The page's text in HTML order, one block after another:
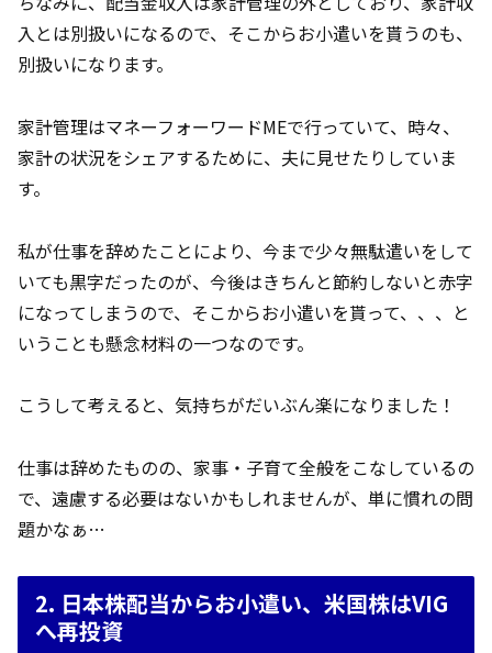
入とは別扱いになるので、そこからお小遣いを貰うのも、
別扱いになります。
家計管理はマネーフォーワードMEで行っていて、時々、
家計の状況をシェアするために、夫に見せたりしていま
す。
私が仕事を辞めたことにより、今まで少々無駄遣いをして
いても黒字だったのが、今後はきちんと節約しないと赤字
になってしまうので、そこからお小遣いを貰って、、、と
いうことも懸念材料の一つなのです。
こうして考えると、気持ちがだいぶん楽になりました！
仕事は辞めたものの、家事・子育て全般をこなしているの
で、遠慮する必要はないかもしれませんが、単に慣れの問
題かなぁ…
2. 日本株配当からお小遣い、米国株はVIG
へ再投資